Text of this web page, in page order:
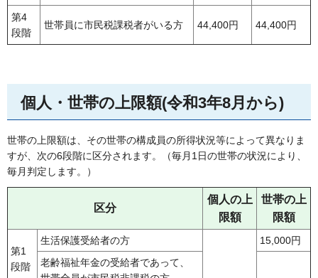
第4
段階
世帯員に市民税課税者がいる方 44,400円 44,400円
個人・世帯の上限額(令和3年8月から)
世帯の上限額は、その世帯の構成員の所得状況等によって異なりま
すが、次の6段階に区分されます。（毎月1日の世帯の状況により、
毎月判定します。）
区分
個人の上
限額
世帯の上
限額
第1
段階
生活保護受給者の方
15,000円
老齢福祉年金の受給者であって、